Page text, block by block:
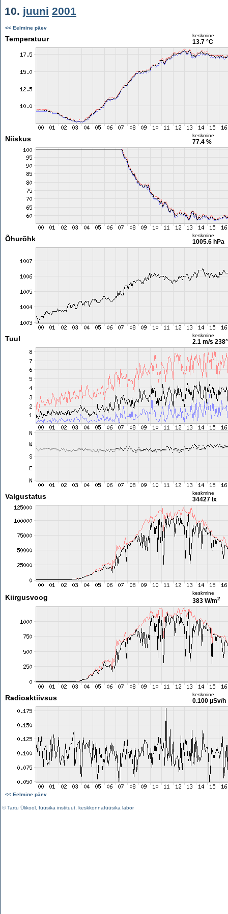
10. juuni 2001
<< Eelmine päev
Temperatuur keskmine
13.7 °C
Niiskus keskmine
77.4 %
Õhurõhk keskmine
1005.6 hPa
Tuul keskmine
2.1 m/s 238°
Valgustatus keskmine
34427 lx
Kiirgusvoog
keskmine
383 W/m2
Radioaktiivsus keskmine
0.100 µSv/h
<< Eelmine päev
©Tartu Ülikool füüsika instituut keskkonnafüüsika labor